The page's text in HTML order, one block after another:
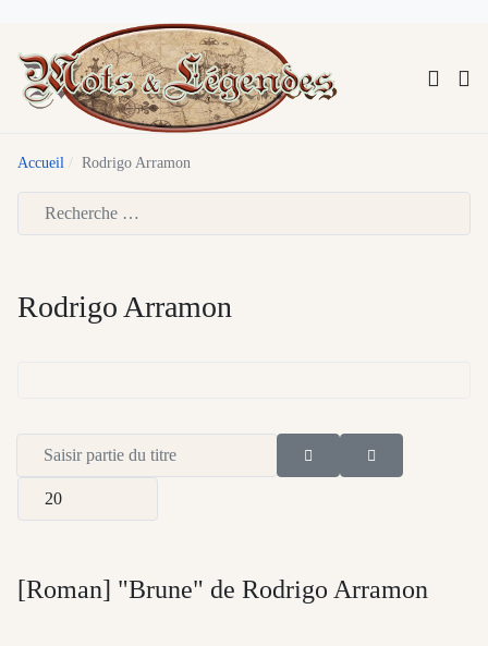
Accueil Rodrigo Arramon
Rodrigo Arramon
Saisir partie du titre
Afficher #
[Roman] "Brune" de Rodrigo Arramon